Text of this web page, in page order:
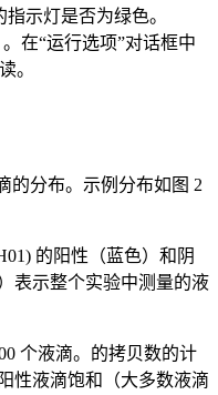
示灯是否为绿色。
在“运行选项”对话框中
。
的分布。示例分布如图 2
的阳性（蓝色）和阴
表示整个实验中测量的液
个液滴。的拷贝数的计
性液滴饱和（大多数液滴